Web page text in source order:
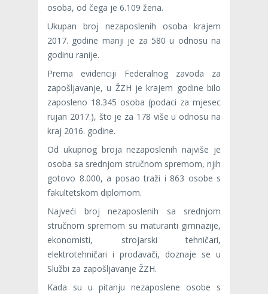
osoba, od čega je 6.109 žena.
Ukupan broj nezaposlenih osoba krajem
2017. godine manji je za 580 u odnosu na
godinu ranije.
Prema evidenciji Federalnog zavoda za
zapošljavanje, u ŽZH je krajem godine bilo
zaposleno 18.345 osoba (podaci za mjesec
rujan 2017.), što je za 178 više u odnosu na
kraj 2016. godine.
Od ukupnog broja nezaposlenih najviše je
osoba sa srednjom stručnom spremom, njih
gotovo 8.000, a posao traži i 863 osobe s
fakultetskom diplomom.
Najveći broj nezaposlenih sa srednjom
stručnom spremom su maturanti gimnazije,
ekonomisti, strojarski tehničari,
elektrotehničari i prodavači, doznaje se u
Službi za zapošljavanje ŽZH.
Kada su u pitanju nezaposlene osobe s